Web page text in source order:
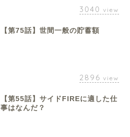
3040 view
【第75話】世間一般の貯蓄額
2896 view
【第55話】サイドFIREに適した仕
事はなんだ？